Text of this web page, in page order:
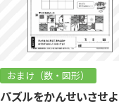
おまけ（数・図形）
パズルをかんせいさせよ